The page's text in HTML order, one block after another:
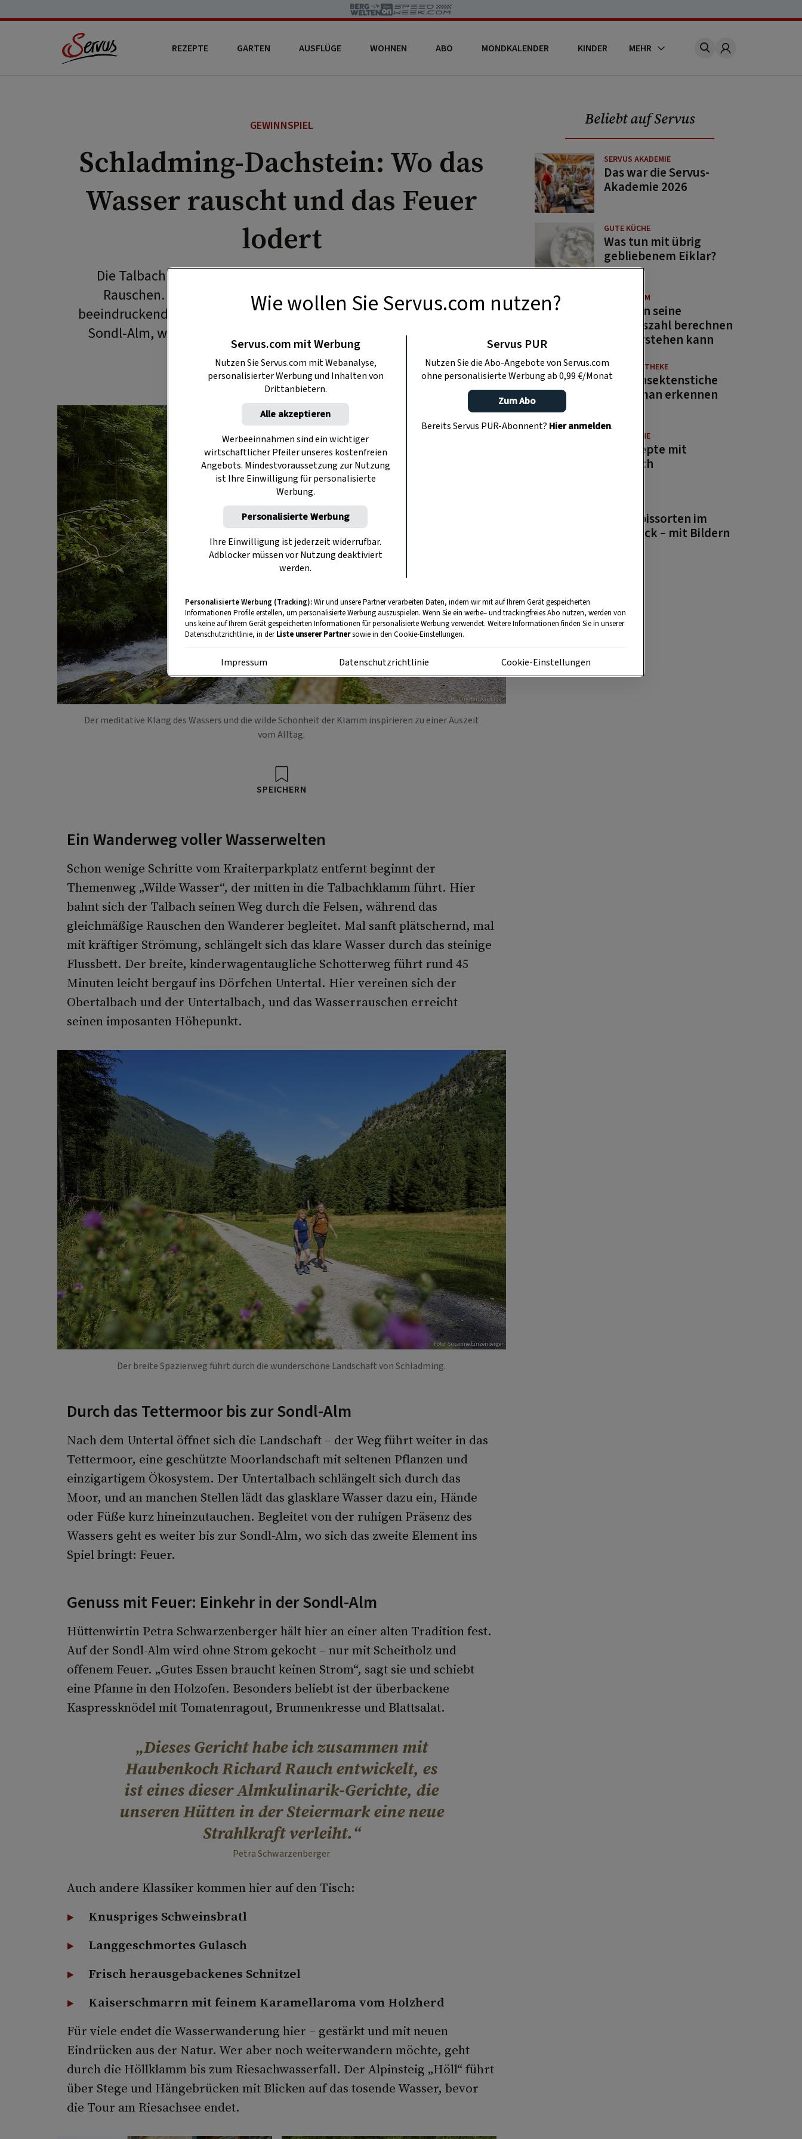
REZEPTE GARTEN AUSFLÜGE WOHNEN ABO MONDKALENDER KINDER MEHR Account
GEWINNSPIEL
Schladming-Dachstein: Wo das
Wasser rauscht und das Feuer
lodert
Die Talbachklamm in Schladming fasziniert mit ihrem sanften
Rauschen. Der Themenweg „Wilde Wasser“ führt durch eine
beeindruckende Landschaft mit klaren Bächen und Quellen – bis zur
Sondl-Alm, wo auf offenem Feuer gekocht wird. Jetzt Kurzurlaub
gewinnen.
Anzeige
Foto: Susanne Einzenberger
Der meditative Klang des Wassers und die wilde Schönheit der Klamm inspirieren zu einer Auszeit
vom Alltag.
SPEICHERN
Ein Wanderweg voller Wasserwelten
Schon wenige Schritte vom Kraiterparkplatz entfernt beginnt der
Themenweg „Wilde Wasser“, der mitten in die Talbachklamm führt. Hier
bahnt sich der Talbach seinen Weg durch die Felsen, während das
gleichmäßige Rauschen den Wanderer begleitet. Mal sanft plätschernd, mal
mit kräftiger Strömung, schlängelt sich das klare Wasser durch das steinige
Flussbett. Der breite, kinderwagentaugliche Schotterweg führt rund 45
Minuten leicht bergauf ins Dörfchen Untertal. Hier vereinen sich der
Obertalbach und der Untertalbach, und das Wasserrauschen erreicht
seinen imposanten Höhepunkt.
Foto: Susanne Einzenberger
Der breite Spazierweg führt durch die wunderschöne Landschaft von Schladming.
Durch das Tettermoor bis zur Sondl-Alm
Nach dem Untertal öffnet sich die Landschaft – der Weg führt weiter in das
Tettermoor, eine geschützte Moorlandschaft mit seltenen Pflanzen und
einzigartigem Ökosystem. Der Untertalbach schlängelt sich durch das
Moor, und an manchen Stellen lädt das glasklare Wasser dazu ein, Hände
oder Füße kurz hineinzutauchen. Begleitet von der ruhigen Präsenz des
Wassers geht es weiter bis zur Sondl-Alm, wo sich das zweite Element ins
Spiel bringt: Feuer.
Genuss mit Feuer: Einkehr in der Sondl-Alm
Hüttenwirtin Petra Schwarzenberger hält hier an einer alten Tradition fest.
Auf der Sondl-Alm wird ohne Strom gekocht – nur mit Scheitholz und
offenem Feuer. „Gutes Essen braucht keinen Strom“, sagt sie und schiebt
eine Pfanne in den Holzofen. Besonders beliebt ist der überbackene
Kaspressknödel mit Tomatenragout, Brunnenkresse und Blattsalat.
Dieses Gericht habe ich zusammen mit
Haubenkoch Richard Rauch entwickelt, es
ist eines dieser Almkulinarik-Gerichte, die
unseren Hütten in der Steiermark eine neue
Strahlkraft verleiht.
Petra Schwarzenberger
Auch andere Klassiker kommen hier auf den Tisch:
Knuspriges Schweinsbratl
Langgeschmortes Gulasch
Frisch herausgebackenes Schnitzel
Kaiserschmarrn mit feinem Karamellaroma vom Holzherd
Für viele endet die Wasserwanderung hier – gestärkt und mit neuen
Eindrücken aus der Natur. Wer aber noch weiterwandern möchte, geht
durch die Höllklamm bis zum Riesachwasserfall. Der Alpinsteig „Höll“ führt
über Stege und Hängebrücken mit Blicken auf das tosende Wasser, bevor
die Tour am Riesachsee endet.
Beliebt auf Servus
SERVUS AKADEMIE
Das war die Servus-
Akademie 2026
GUTE KÜCHE
Was tun mit übrig
gebliebenem Eiklar?
BRAUCHTUM
Wie man seine
Geburtszahl berechnen
und verstehen kann
NATURAPOTHEKE
Diese Insektenstiche
sollte man erkennen
GUTE KÜCHE
11 Rezepte mit
Bärlauch
15 Kürbissorten im
Überblick – mit Bildern
Wie wollen Sie Servus.com nutzen?
Servus.com mit Werbung
Nutzen Sie Servus.com mit Webanalyse,
personalisierter Werbung und Inhalten von
Drittanbietern.
Alle akzeptieren
Werbeeinnahmen sind ein wichtiger
wirtschaftlicher Pfeiler unseres kostenfreien
Angebots. Mindestvoraussetzung zur Nutzung
ist Ihre Einwilligung für personalisierte
Werbung.
Personalisierte Werbung
Ihre Einwilligung ist jederzeit widerrufbar.
Adblocker müssen vor Nutzung deaktiviert
werden.
Servus PUR
Nutzen Sie die Abo-Angebote von Servus.com
ohne personalisierte Werbung ab 0,99 €/Monat
Zum Abo
Bereits Servus PUR-Abonnent? Hier anmelden.
Personalisierte Werbung (Tracking):Wir und unsere Partner verarbeiten Daten, indem wir mit auf Ihrem Gerät gespeicherten
Informationen Profile erstellen, um personalisierte Werbung auszuspielen. Wenn Sie ein werbe– und trackingfreies Abo nutzen, werden von
uns keine auf Ihrem Gerät gespeicherten Informationen für personalisierte Werbung verwendet. Weitere Informationen finden Sie in unserer
Datenschutzrichtlinie, in derListe unserer Partnersowie in den Cookie-Einstellungen.
Impressum Datenschutzrichtlinie Cookie-Einstellungen